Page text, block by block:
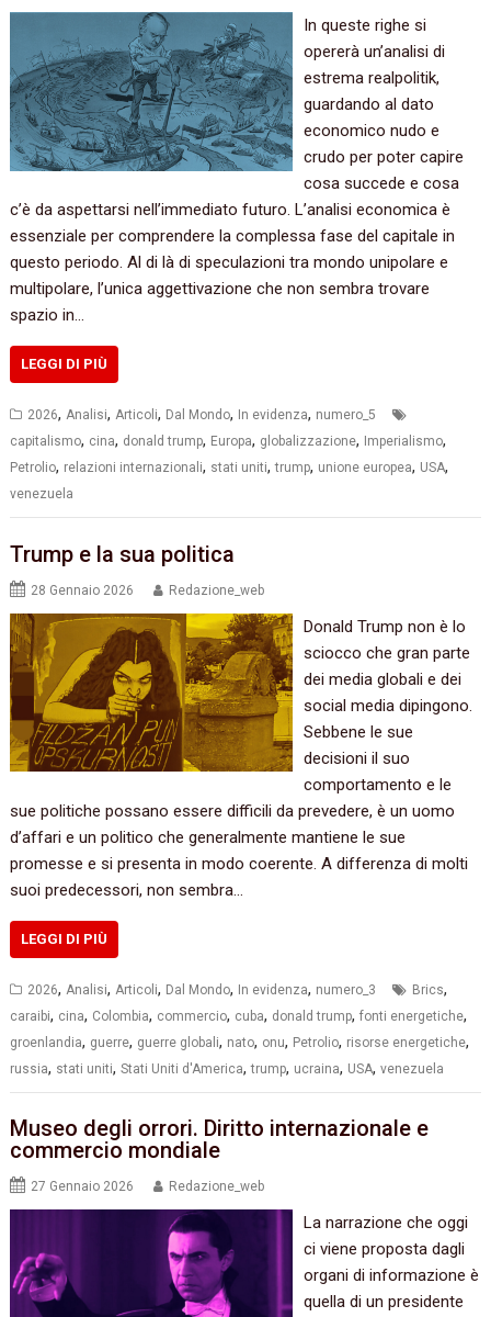
In queste righe si
opererà un’analisi di
estrema realpolitik,
guardando al dato
economico nudo e
crudo per poter capire
cosa succede e cosa
c’è da aspettarsi nell’immediato futuro. L’analisi economica è
essenziale per comprendere la complessa fase del capitale in
questo periodo. Al di là di speculazioni tra mondo unipolare e
multipolare, l’unica aggettivazione che non sembra trovare
spazio in…
LEGGI DI PIÙ
2026,Analisi,Articoli, Dal Mondo, In evidenza, numero_5
capitalismo, cina, donald trump, Europa, globalizzazione, Imperialismo,
Petrolio, relazioni internazionali, stati uniti,trump, unione europea, USA,
venezuela
Trump e la sua politica
28 Gennaio 2026 Redazione_web
Donald Trump non è lo
sciocco che gran parte
dei media globali e dei
social media dipingono.
Sebbene le sue
decisioni il suo
comportamento e le
sue politiche possano essere difficili da prevedere, è un uomo
d’affari e un politico che generalmente mantiene le sue
promesse e si presenta in modo coerente. A differenza di molti
suoi predecessori, non sembra…
LEGGI DI PIÙ
2026, Analisi, Articoli, Dal Mondo, In evidenza, numero_3 Brics,
caraibi, cina, Colombia, commercio, cuba, donald trump,fonti energetiche,
groenlandia, guerre, guerre globali, nato, onu, Petrolio, risorse energetiche,
russia, stati uniti,Stati Uniti d'America,trump, ucraina, USA,venezuela
Museo degli orrori. Diritto internazionale e
commercio mondiale
27 Gennaio 2026 Redazione_web
La narrazione che oggi
ci viene proposta dagli
organi di informazione è
quella di un presidente